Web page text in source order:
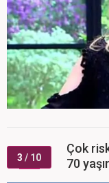
3 / 10
Çok
70